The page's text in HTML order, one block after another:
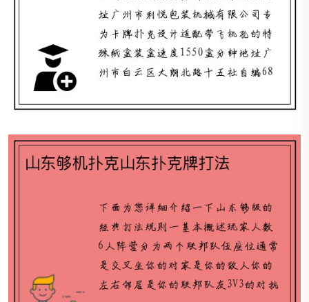
山东够机扑克山东扑克牌打法
女生打扑克会流血吗视频